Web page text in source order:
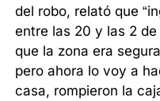
del robo, relató que
entre las 20 y las 2
que la zona era
pero ahora lo voy a
casa, rompieron la